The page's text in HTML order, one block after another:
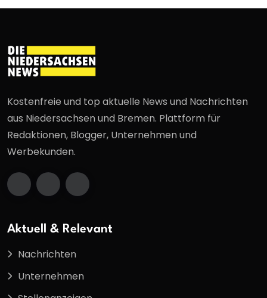
Kostenfreie und top aktuelle News und Nachrichten
aus Niedersachsen und Bremen. Plattform für
Redaktionen, Blogger, Unternehmen und
Werbekunden.
Aktuell & Relevant
Nachrichten
Unternehmen